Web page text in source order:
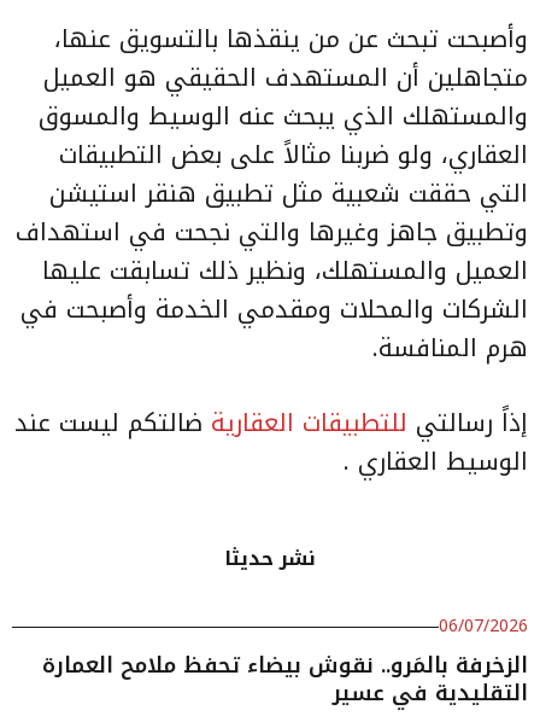
وأصبحت تبحث عن من ينقذها بالتسويق عنها،
متجاهلين أن المستهدف الحقيقي هو العميل
والمستهلك الذي يبحث عنه الوسيط والمسوق
العقاري، ولو ضربنا مثالاً على بعض التطبيقات
التي حققت شعبية مثل تطبيق هنقر استيشن
وتطبيق جاهز وغيرها والتي نجحت في استهداف
العميل والمستهلك، ونظير ذلك تسابقت عليها
الشركات والمحلات ومقدمي الخدمة وأصبحت في
هرم المنافسة.
إذاً رسالتي للتطبيقات العقارية ضالتكم ليست عند
الوسيط العقاري .
نشر حديثا
06/07/2026
الزخرفة بالمَرو.. نقوش بيضاء تحفظ ملامح العمارة
التقليدية في عسير